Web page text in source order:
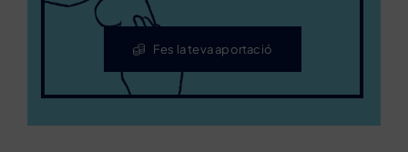
Fes la teva aportació